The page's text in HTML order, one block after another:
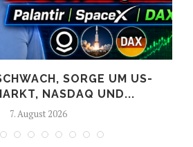
SORGE UM US-
NASDAQ UND...
7. August 2026